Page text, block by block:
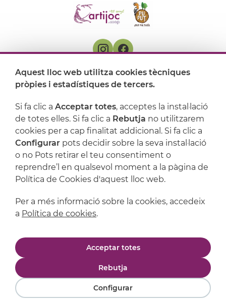
On ens trobem
Suport
Política de privacitat
Powered byComertis
Aquest lloc web utilitza cookies tècniques
pròpies i estadístiques de tercers.
Si fa clic a Acceptar totes, acceptes la instal·lació
de totes elles. Si fa clic a Rebutja no utilitzarem
cookies per a cap finalitat addicional. Si fa clic a
Configurar pots decidir sobre la seva instal·lació
o no Pots retirar el teu consentiment o
reprendre’l en qualsevol moment a la pàgina de
Política de Cookies d'aquest lloc web.
Per a més informació sobre la cookies, accedeix
a Política de cookies.
Acceptar totes
Rebutja
Configurar